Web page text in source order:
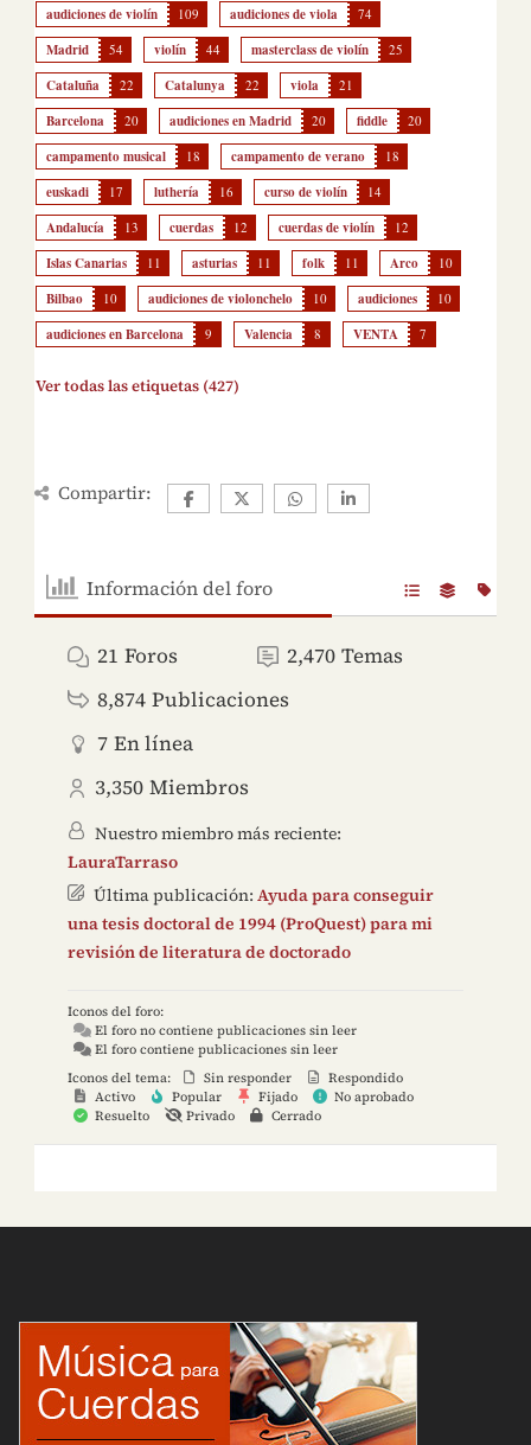
audiciones de violín 109 audiciones de viola 74
Madrid 54 violín 44 masterclass de violín 25
Cataluña 22 Catalunya 22 viola 21
Barcelona 20 audiciones en Madrid 20 fiddle 20
campamento musical 18 campamento de verano 18
euskadi 17 luthería 16 curso de violín 14
Andalucía 13 cuerdas 12 cuerdas de violín 12
Islas Canarias 11 asturias 11 folk 11 Arco 10
Bilbao 10 audiciones de violonchelo 10 audiciones 10
audiciones en Barcelona 9 Valencia 8 VENTA 7
Ver todas las etiquetas (427)
Compartir:
Información del foro
21 Foros 2,470 Temas
8,874 Publicaciones
7 En línea
3,350 Miembros
Nuestro miembro más reciente:
LauraTarraso
Última publicación: Ayuda para conseguir
una tesis doctoral de 1994 (ProQuest) para mi
revisión de literatura de doctorado
Iconos del foro:
El foro no contiene publicaciones sin leer
El foro contiene publicaciones sin leer
Iconos del tema:
Sin responder
Respondido
Activo
Popular Fijado
No aprobado
Resuelto
Privado Cerrado